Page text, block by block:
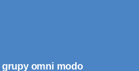
grupy omni modo